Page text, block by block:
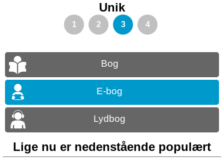
Unik
1 2 3 4
Bog
E-bog
Lydbog
Lige nu er nedenstående populært